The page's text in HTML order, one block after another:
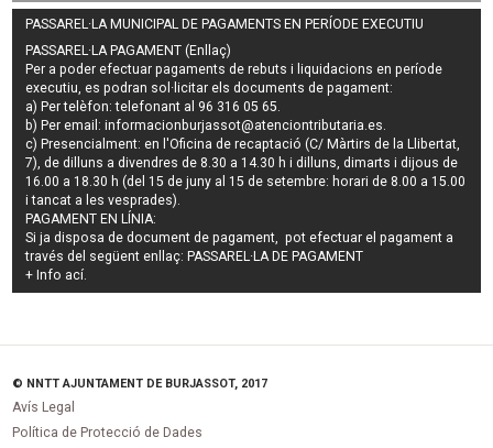
PASSAREL·LA MUNICIPAL DE PAGAMENTS EN PERÍODE EXECUTIU
PASSAREL·LA PAGAMENT (Enllaç)
Per a poder efectuar pagaments derebuts i liquidacions en període
executiu, es podran sol·licitar els documents de pagament:
a) Per telèfon: telefonant al 96 316 05 65.
b) Per email:informacionburjassot@atenciontributaria.es.
c) Presencialment: en l'Oficina de recaptació (C/ Màrtirs de la Llibertat,
7), de dilluns a divendres de 8.30 a 14.30 h i dilluns, dimarts i dijous de
16.00 a 18.30 h (del 15 de juny al 15 de setembre: horari de 8.00 a 15.00
i tancat a les vesprades).
PAGAMENT EN LÍNIA:
Si ja disposa de document de pagament, pot efectuar el pagament a
través del següent enllaç:PASSAREL·LA DE PAGAMENT
+ Info ací.
© NNTT AJUNTAMENT DE BURJASSOT, 2017
Avís Legal
Política de Protecció de Dades